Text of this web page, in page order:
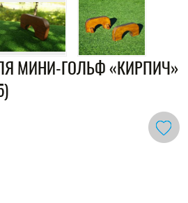
МИНИ-ГОЛЬФ «КИРПИЧ»